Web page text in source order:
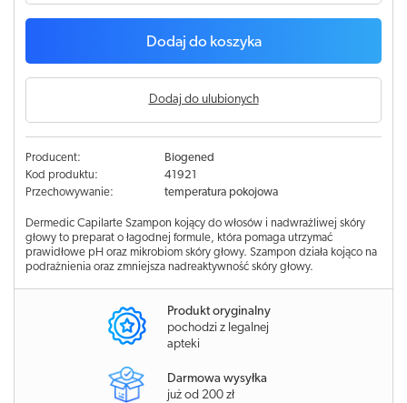
Dodaj do koszyka
Dodaj do ulubionych
Producent:
Biogened
Kod produktu:
41921
Przechowywanie:
temperatura pokojowa
Dermedic Capilarte Szampon kojący do włosów i nadwrażliwej skóry
głowy to preparat o łagodnej formule, która pomaga utrzymać
prawidłowe pH oraz mikrobiom skóry głowy. Szampon działa kojąco na
podrażnienia oraz zmniejsza nadreaktywność skóry głowy.
Produkt oryginalny
pochodzi z legalnej
apteki
Darmowa wysyłka
już od 200 zł